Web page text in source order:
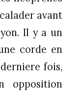
avant
Il y a un
corde en
fois,
opposition